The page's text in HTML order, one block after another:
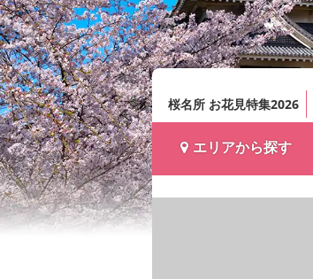
桜名所 お花見特集2026
エリアから探す